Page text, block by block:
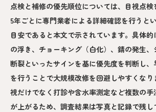
点検と補修の優先順位については、目視点検
5年ごとに専門業者による詳細確認を行うと
目安であると本文で示されています。具体
の浮き、チョーキング（白化）、錆の発生
断裂といったサインを基に優先度を判断し
を行うことで大規模改修を回避しやすくなり
視だけでなく打診や含水率測定など複数の
が上がるため、調査結果は写真と記録で残